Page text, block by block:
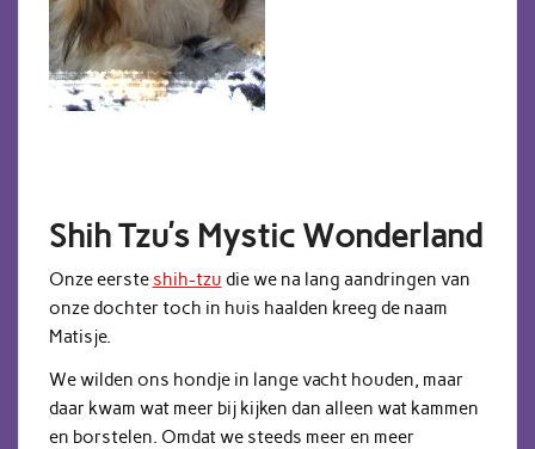
Shih Tzu’s Mystic Wonderland
Onze eerste shih-tzu die we na lang aandringen van
onze dochter toch in huis haalden kreeg de naam
Matisje.
We wilden ons hondje in lange vacht houden, maar
daar kwam wat meer bij kijken dan alleen wat kammen
en borstelen. Omdat we steeds meer en meer